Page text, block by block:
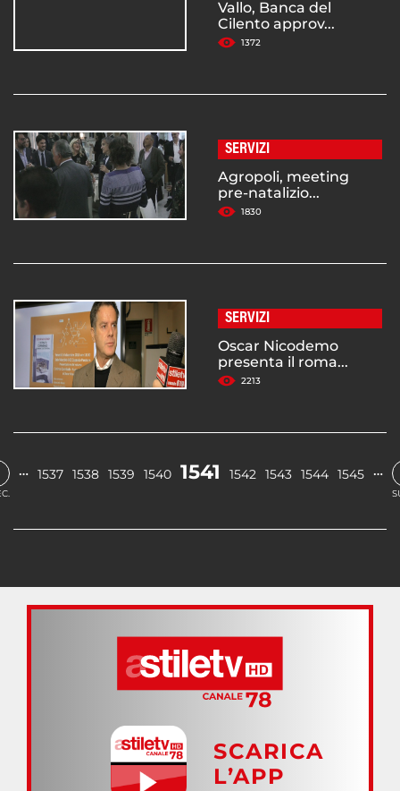
Vallo, Banca del
Cilento approv...
1372
SERVIZI
Agropoli, meeting
pre-natalizio...
1830
SERVIZI
Oscar Nicodemo
presenta il roma...
2213
… 1537 1538 1539 1540 1541 1542 1543 1544 1545 …
SCARICA
L’APP